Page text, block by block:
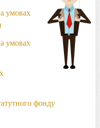
умовах
умовах
фонду